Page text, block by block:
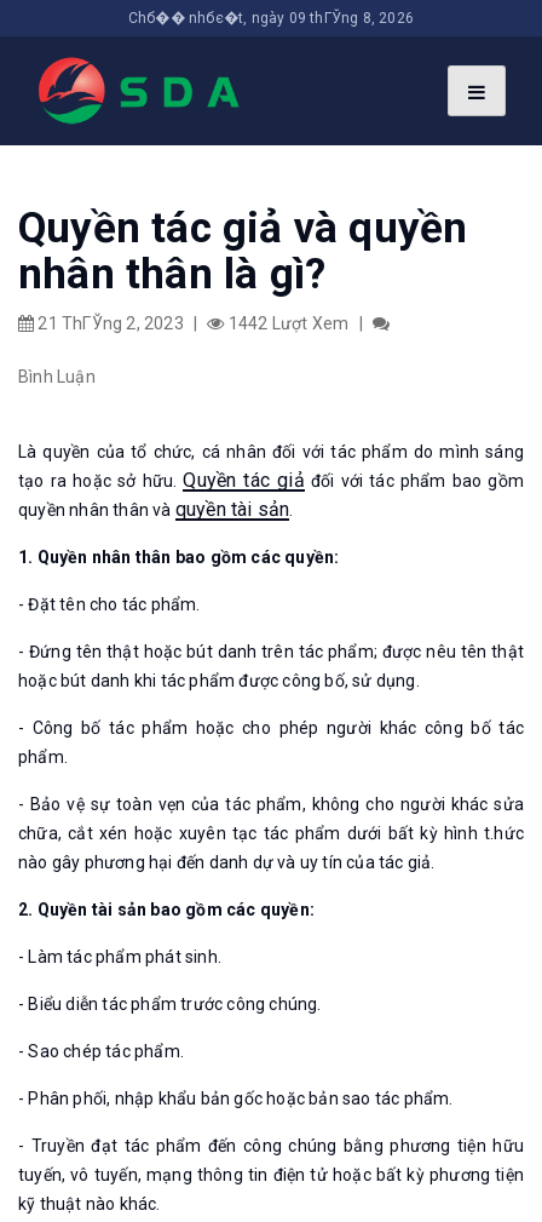
Chб�� nhбє�t, ngày 09 thГЎng 8, 2026
Quyền tác giả và quyền
nhân thân là gì?
21 ThГЎng 2, 2023 1442 Lượt Xem
Bình Luận
Là quyền của tổ chức, cá nhân đối với tác phẩm do mình sáng
tạo ra hoặc sở hữu.Quyền tác giả đối với tác phẩm bao gồm
quyền nhân thân và quyền tài sản
1. Quyền nhân thân bao gồm các quyền:
- Đặt tên cho tác phẩm.
- Đứng tên thật hoặc bút danh trên tác phẩm; được nêu tên thật
hoặc bút danh khi tác phẩm được công bố, sử dụng.
- Công bố tác phẩm hoặc cho phép người khác công bố tác
phẩm.
- Bảo vệ sự toàn vẹn của tác phẩm, không cho người khác sửa
chữa, cắt xén hoặc xuyên tạc tác phẩm dưới bất kỳ hình t.hức
nào gây phương hại đến danh dự và uy tín của tác giả.
2. Quyền tài sản bao gồm các quyền:
- Làm tác phẩm phát sinh.
- Biểu diễn tác phẩm trước công chúng.
- Sao chép tác phẩm.
- Phân phối, nhập khẩu bản gốc hoặc bản sao tác phẩm.
- Truyền đạt tác phẩm đến công chúng bằng phương tiện hữu
tuyến, vô tuyến, mạng thông tin điện tử hoặc bất kỳ phương tiện
kỹ thuật nào khác.